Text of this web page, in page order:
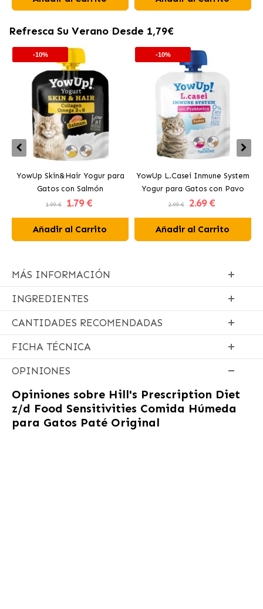
Refresca Su Verano Desde 1,79€
-10%
YowUp Skin&Hair Yogur para
Gatos con Salmón
1.99 € 1.79 €
Añadir al Carrito
-10%
YowUp L.Casei Inmune System
Yogur para Gatos con Pavo
2.99 € 2.69 €
Añadir al Carrito
MÁS INFORMACIÓN
INGREDIENTES
CANTIDADES RECOMENDADAS
FICHA TÉCNICA
OPINIONES
Opiniones sobre Hill's Prescription Diet
z/d Food Sensitivities Comida Húmeda
para Gatos Paté Original